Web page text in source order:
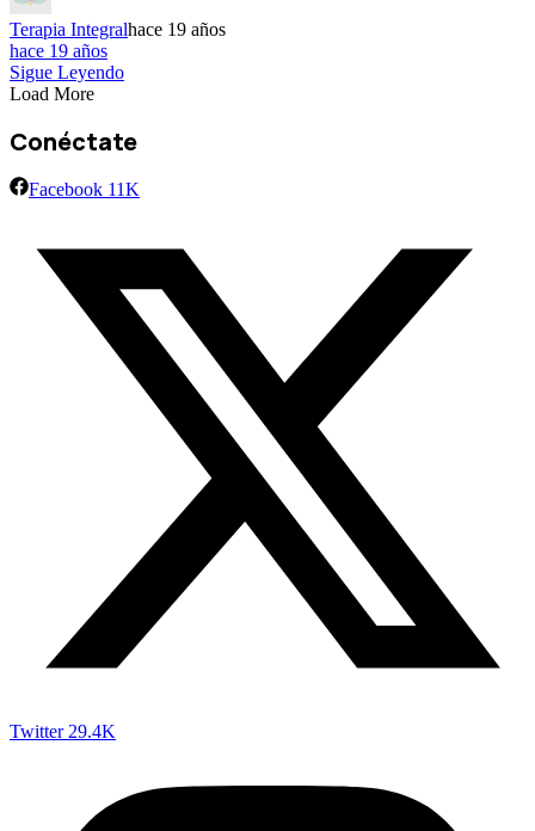
Terapia Integralhace 19 años
hace 19 años
Sigue Leyendo
Load More
Conéctate
Facebook 11K
Twitter 29.4K